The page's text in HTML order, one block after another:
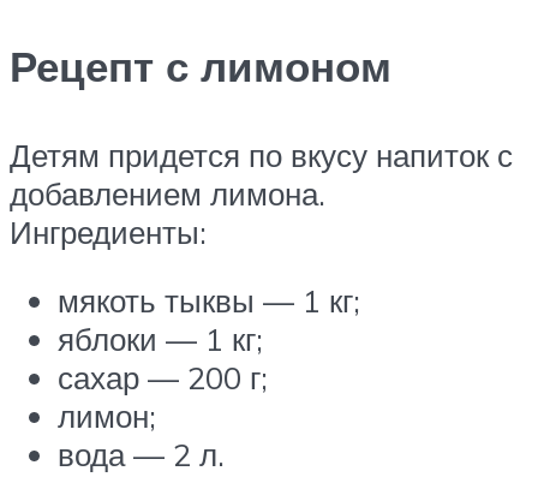
Рецепт с лимоном
Детям придется по вкусу напиток с
добавлением лимона.
Ингредиенты:
мякоть тыквы — 1 кг;
яблоки — 1 кг;
сахар — 200 г;
лимон;
вода — 2 л.